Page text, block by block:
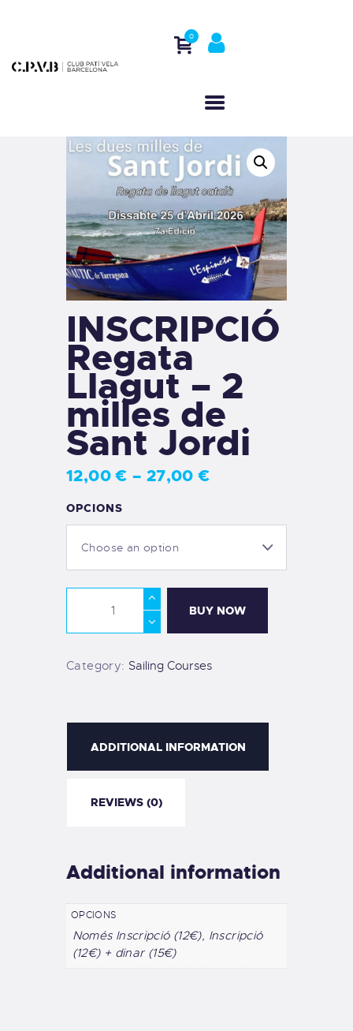
0
ACTIVITIES
REGATTAS
CONTACT
INSCRIPCIÓ
Regata
Llagut – 2
milles de
Sant Jordi
12,00 € – 27,00 €
OPCIONS
BUY NOW
Category: Sailing Courses
ADDITIONAL INFORMATION
REVIEWS (0)
Additional information
OPCIONS
Només Inscripció (12€), Inscripció
(12€) + dinar (15€)